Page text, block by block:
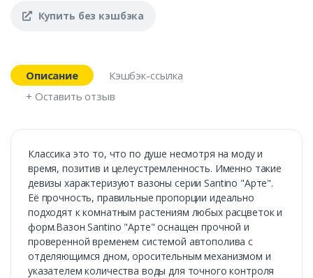
Купить без кэшбэка
Описание
Кэшбэк-ссылка
+ Оставить отзыв
Классика это то, что по душе несмотря на моду и
время, позитив и целеустремленность. Именно такие
девизы характеризуют вазоны серии Santino "Арте".
Её прочность, правильные пропорции идеально
подходят к комнатным растениям любых расцветок и
форм.Вазон Santino "Арте" оснащен прочной и
проверенной временем системой автополива с
отделяющимся дном, оросительным механизмом и
указателем количества воды для точного контроля